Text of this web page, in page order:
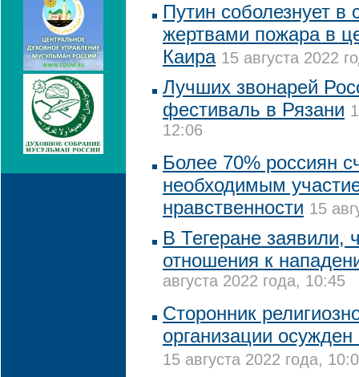
Путин соболезнует в
жертвами пожара в
Каира 15 августа 2022
Лучших звонарей
фестиваль в Рязани
12:06
Более 70% россиян
необходимым
нравственности 15
В Тегеране заявили,
отношения к
августа 2022 года, 10:45
Сторонник
организации
15 августа 2022 года,